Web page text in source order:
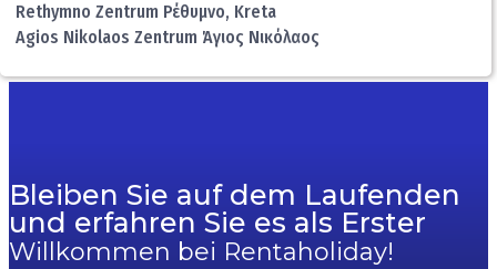
Rethymno Zentrum Ρέθυμνο, Kreta
Agios Nikolaos Zentrum Άγιος Νικόλαος
Bleiben Sie auf dem Laufenden
und erfahren Sie es als Erster
Willkommen bei Rentaholiday!